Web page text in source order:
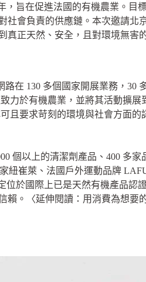
，旨在促進法國的有機農業。
社會負責的供應鏈。本次邀請北
真正天然、安全，且對環境無害
路在 130 多個國家開展業務，
力於有機農業，並將其活動擴
且要求苛刻的環境與社會方面
個以上的清潔劑產品、400 多
紐崔萊、法國戶外運動品牌
位於國際上已是天然有機產品
賴。〈延伸閱讀：用消費為想要